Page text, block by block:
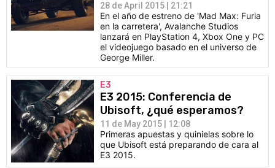
28 de April 2015 | 21:21
En el año de estreno de 'Mad Max: Furia
en la carretera', Avalanche Studios
lanzará en PlayStation 4, Xbox One y PC
el videojuego basado en el universo de
George Miller.
E3
E3 2015: Conferencia de
Ubisoft, ¿qué esperamos?
11 de May 2015 | 12:08
Primeras apuestas y quinielas sobre lo
que Ubisoft está preparando de cara al
E3 2015.